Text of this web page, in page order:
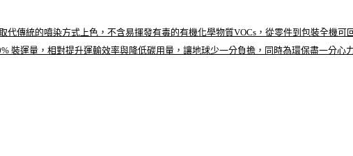
代傳統的噴染方式上色，不含易揮發有毒的有機化學物質VOCs，從零件到包裝全機
裝運量，相對提升運輸效率與降低碳用量，讓地球少一分負擔，同時為環保盡一分心